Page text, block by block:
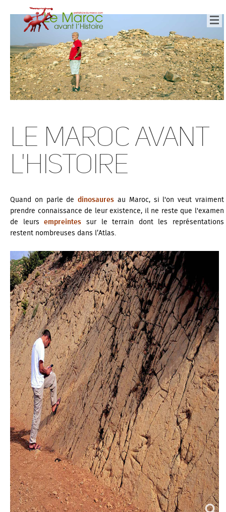
Le Maroc avant
l'histoire
Quand on parle dedinosaures au Maroc, si l'on veut vraiment
prendre connaissance de leur existence, il ne reste que l'examen
de leursempreintes sur le terrain dont les représentations
restent nombreuses dans l’Atlas.